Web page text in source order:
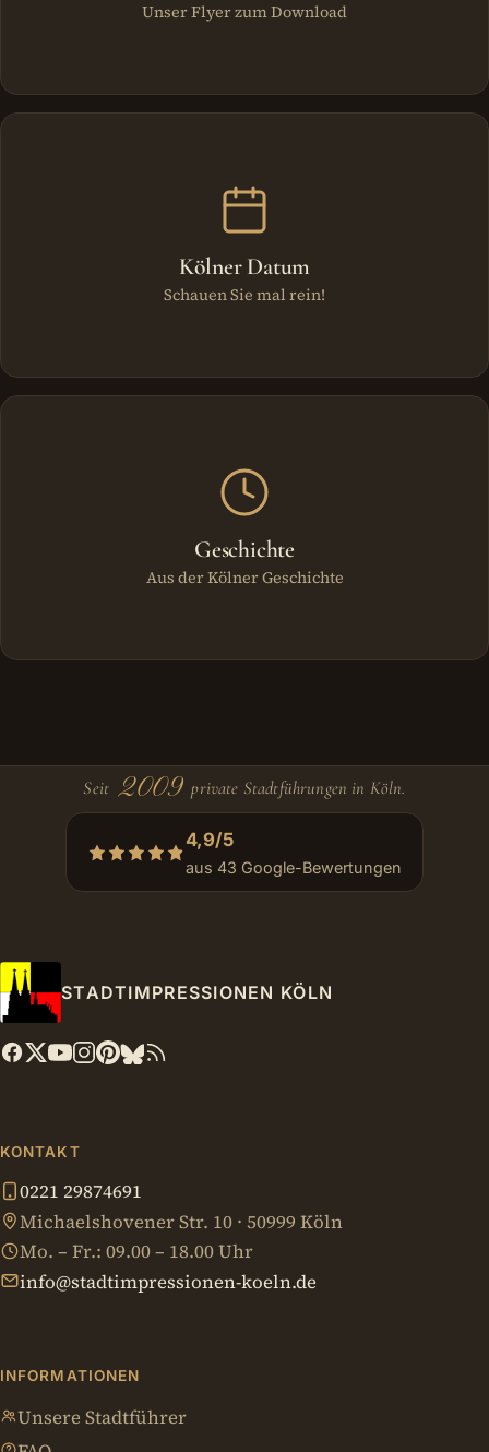
Unser Flyer zum Download
Kölner Datum
Schauen Sie mal rein!
Geschichte
Aus der Kölner Geschichte
Seit 2009 private Stadtführungen in Köln.
4,9/5
aus 43 Google-Bewertungen
STADTIMPRESSIONEN KÖLN
KONTAKT
0221 29874691
Michaelshovener Str. 10 · 50999 Köln
Mo. – Fr.: 09.00 – 18.00 Uhr
info@stadtimpressionen-koeln.de
INFORMATIONEN
Unsere Stadtführer